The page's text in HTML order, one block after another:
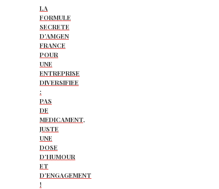
LA
FORMULE
SECRETE
D’AMGEN
FRANCE
POUR
UNE
ENTREPRISE
DIVERSIFIEE
:
PAS
DE
MEDICAMENT,
JUSTE
UNE
DOSE
D’HUMOUR
ET
D’ENGAGEMENT
!